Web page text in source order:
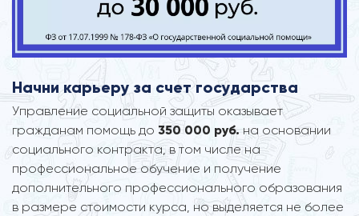
Начни карьеру за счет государства
Управление социальной защиты оказывает
гражданам помощь до 350 000 руб. на основании
социального контракта, в том числе на
профессиональное обучение и получение
дополнительного профессионального образования
в размере стоимости курса, но выделяется не более